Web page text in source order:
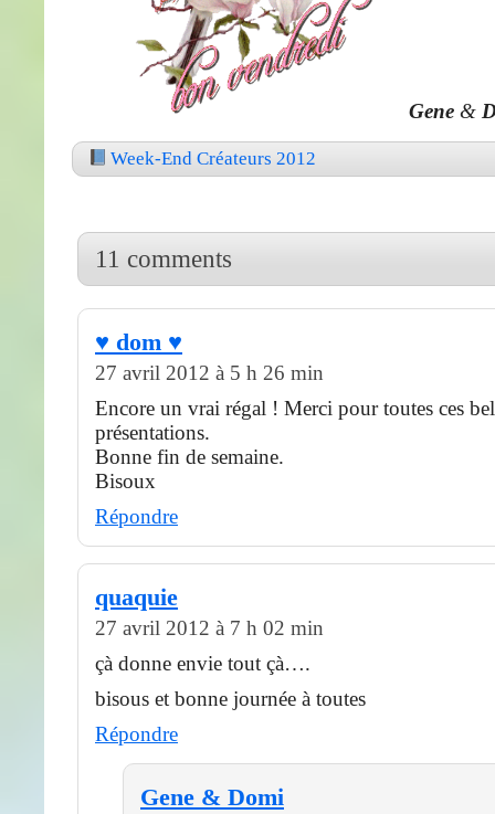
Gene &
Week-End Créateurs 2012
11 comments
♥ dom ♥
27 avril 2012 à 5 h 26 min
Encore un vrai régal ! Merci pour toutes ces
présentations.
Bonne fin de semaine.
Bisoux
Répondre
quaquie
27 avril 2012 à 7 h 02 min
çà donne envie tout çà….
bisous et bonne journée à toutes
Répondre
Gene & Domi